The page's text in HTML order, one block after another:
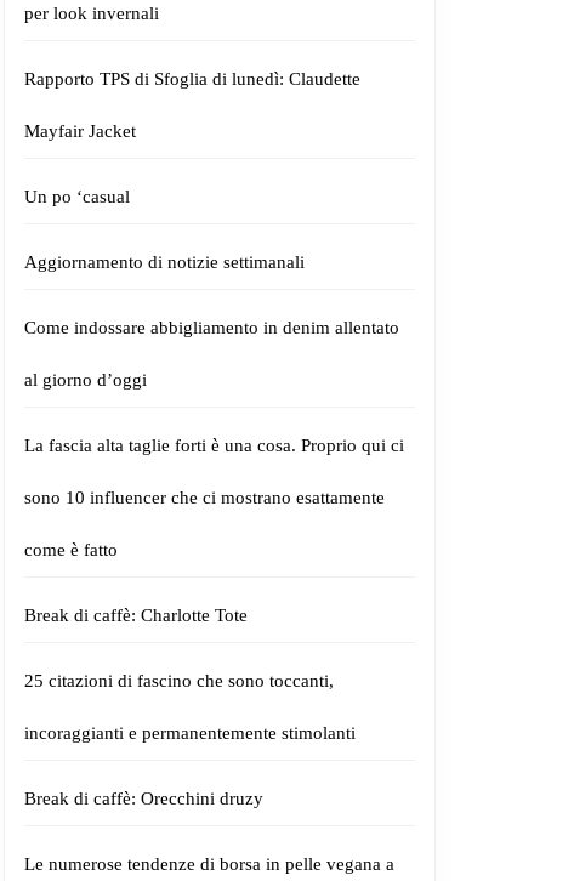
per look invernali
Rapporto TPS di Sfoglia di lunedì: Claudette
Mayfair Jacket
Un po ‘casual
Aggiornamento di notizie settimanali
Come indossare abbigliamento in denim allentato
al giorno d’oggi
La fascia alta taglie forti è una cosa. Proprio qui ci
sono 10 influencer che ci mostrano esattamente
come è fatto
Break di caffè: Charlotte Tote
25 citazioni di fascino che sono toccanti,
incoraggianti e permanentemente stimolanti
Break di caffè: Orecchini druzy
Le numerose tendenze di borsa in pelle vegana a